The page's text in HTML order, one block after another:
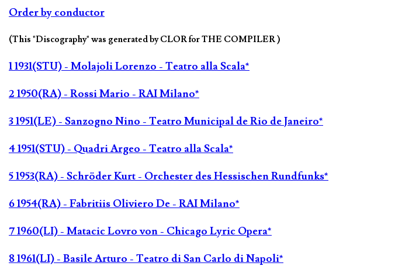
Order by conductor
(This "Discography" was generated by CLOR for THE COMPILER )
1 1931(STU) - Molajoli Lorenzo - Teatro alla Scala*
2 1950(RA) - Rossi Mario - RAI Milano*
3 1951(LE) - Sanzogno Nino - Teatro Municipal de Rio de Janeiro*
4 1951(STU) - Quadri Argeo - Teatro alla Scala*
5 1953(RA) - Schröder Kurt - Orchester des Hessischen Rundfunks*
6 1954(RA) - Fabritiis Oliviero De - RAI Milano*
7 1960(LI) - Matacic Lovro von - Chicago Lyric Opera*
8 1961(LI) - Basile Arturo - Teatro di San Carlo di Napoli*